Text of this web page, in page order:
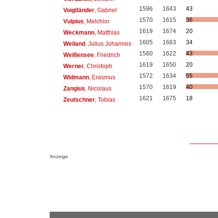
Voigtländer, Gabriel 1596 1643
43
Vulpius , Melchior 1570 1615
36
Weckmann, Matthias 1619 1674
20
Weiland, Julius Johannes 1605 1663
34
Weißensee, Friedrich 1560 1622
43
Werner, Christoph 1619 1650
20
Widmann, Erasmus 1572 1634
55
Zangius , Nicolaus 1570 1619
40
Zeutschner, Tobias 1621 1675 18
Anzeige